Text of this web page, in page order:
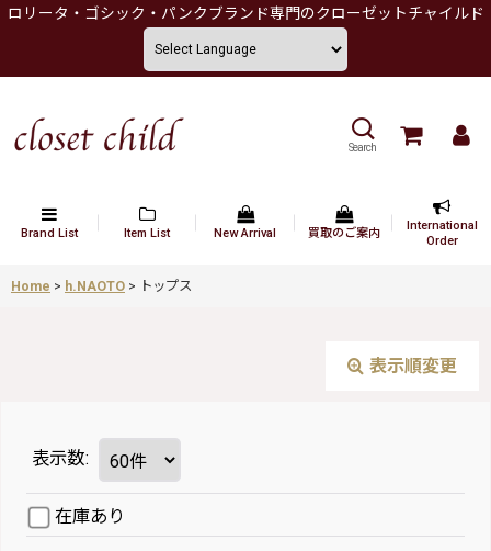
ロリータ・ゴシック・パンクブランド専門のクローゼットチャイルド
Search
Brand List Item List New Arrival 買取のご案内
International
Order
Home > h.NAOTO > トップス
表示順変更
表示数:
在庫あり